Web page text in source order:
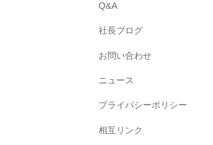
Q&A
社長ブログ
お問い合わせ
ニュース
プライバシーポリシー
相互リンク